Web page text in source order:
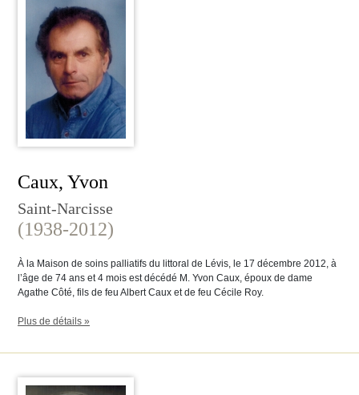
Caux, Yvon
Saint-Narcisse
(1938-2012)
À la Maison de soins palliatifs du littoral de Lévis, le 17 décembre 2012, à
l’âge de 74 ans et 4 mois est décédé M. Yvon Caux, époux de dame
Agathe Côté, fils de feu Albert Caux et de feu Cécile Roy.
Plus de détails »